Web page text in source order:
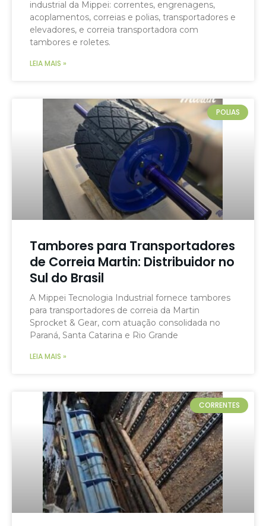
industrial da Mippei: correntes, engrenagens,
acoplamentos, correias e polias, transportadores e
elevadores, e correia transportadora com
tambores e roletes.
LEIA MAIS »
POLIAS
Tambores para Transportadores
de Correia Martin: Distribuidor no
Sul do Brasil
A Mippei Tecnologia Industrial fornece tambores
para transportadores de correia da Martin
Sprocket & Gear, com atuação consolidada no
Paraná, Santa Catarina e Rio Grande
LEIA MAIS »
CORRENTES